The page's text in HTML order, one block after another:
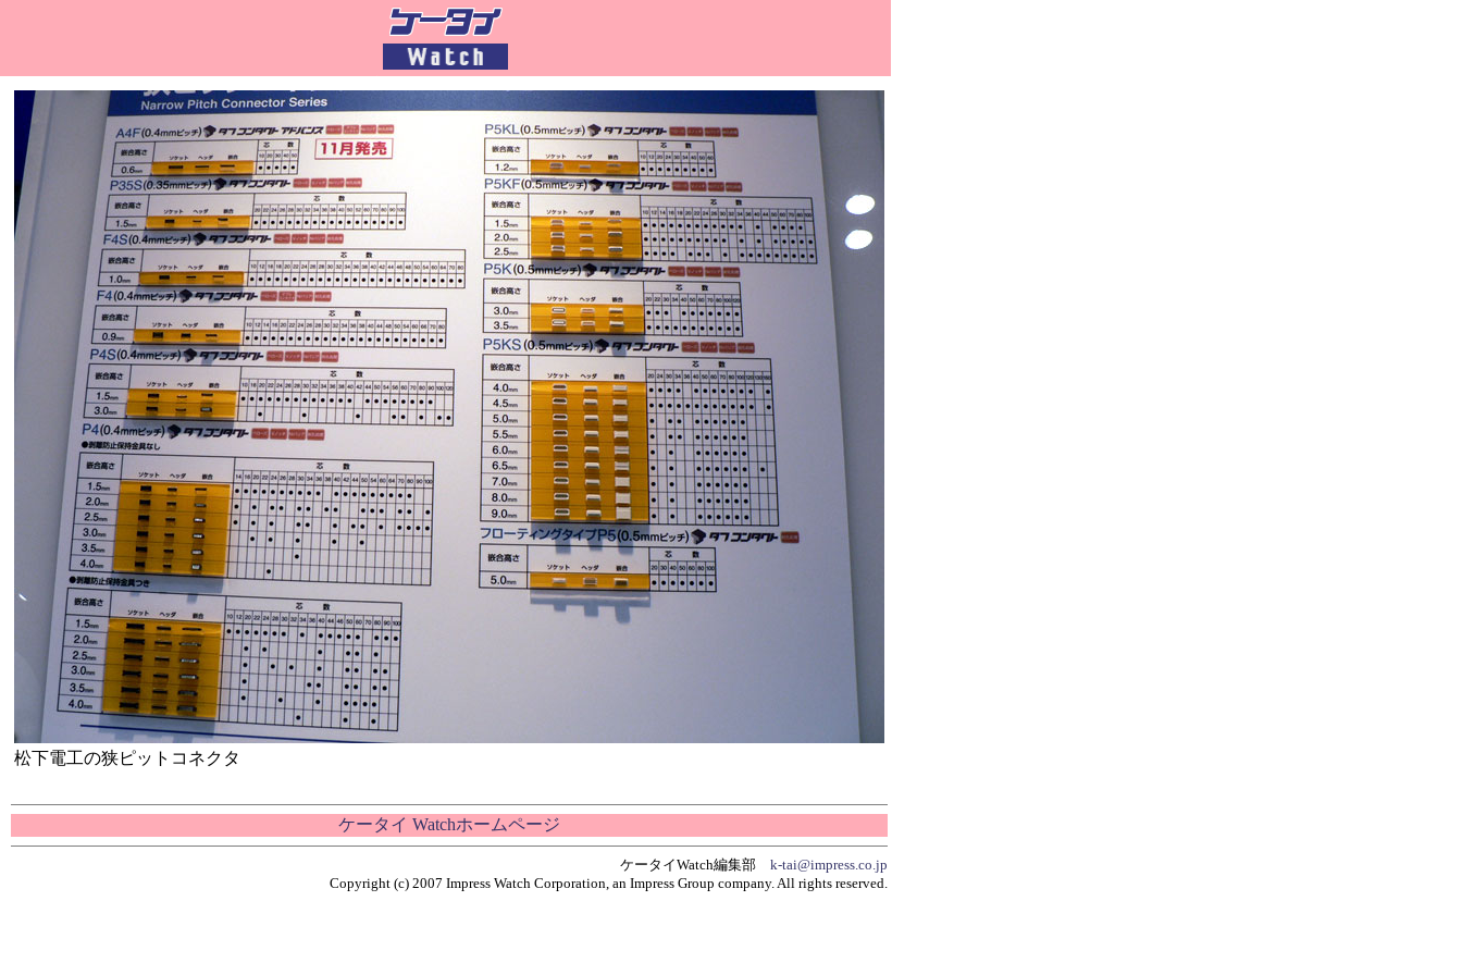
松下電工の狭ピットコネクタ
ケータイ Watchホームページ
ケータイWatch編集部 k-tai@impress.co.jp
Copyright (c) 2007 Impress Watch Corporation, an Impress Group company. All rights reserved.